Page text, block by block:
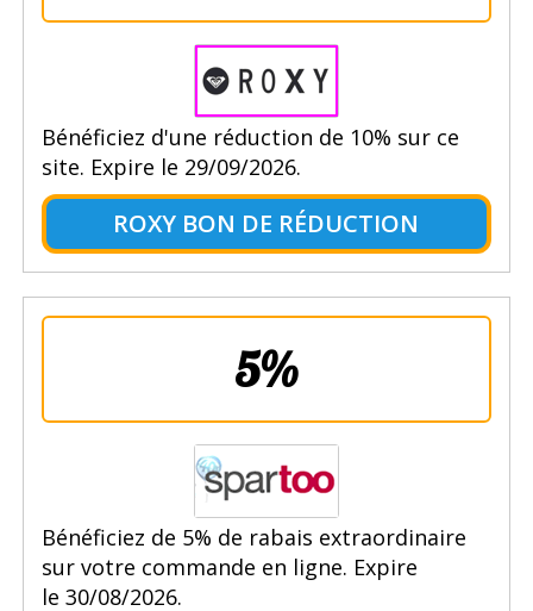
Bénéficiez d'une réduction de 10% sur ce
site. Expire le 29/09/2026.
ROXY BON DE RÉDUCTION
5%
Bénéficiez de 5% de rabais extraordinaire
sur votre commande en ligne. Expire
le 30/08/2026.